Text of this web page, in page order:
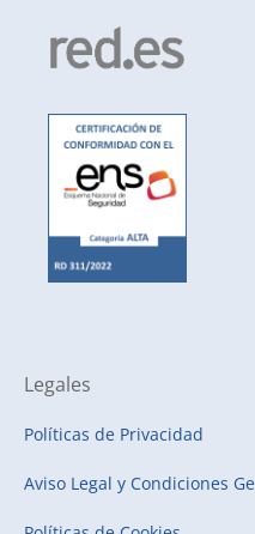
Legales
Políticas de Privacidad
Aviso Legal y Condiciones